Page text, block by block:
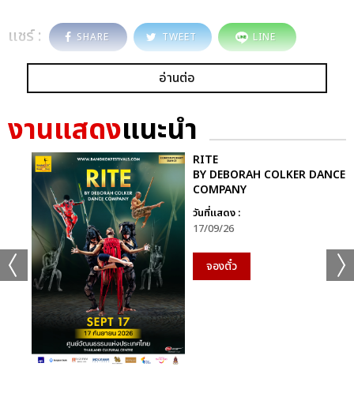
แชร์ : SHARE TWEET LINE
อ่านต่อ
งานแสดงแนะนำ
RITE
BY DEBORAH COLKER DANCE
COMPANY
วันที่แสดง :
17/09/26
จองตั๋ว